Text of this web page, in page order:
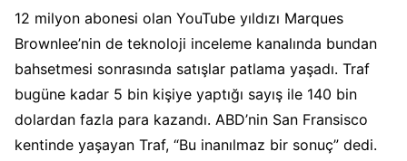
12 milyon abonesi olan YouTube yıldızı Marques
Brownlee’nin de teknoloji inceleme kanalında bundan
bahsetmesi sonrasında satışlar patlama yaşadı. Traf
bugüne kadar 5 bin kişiye yaptığı sayış ile 140 bin
dolardan fazla para kazandı. ABD’nin San Fransisco
kentinde yaşayan Traf, “Bu inanılmaz bir sonuç” dedi.